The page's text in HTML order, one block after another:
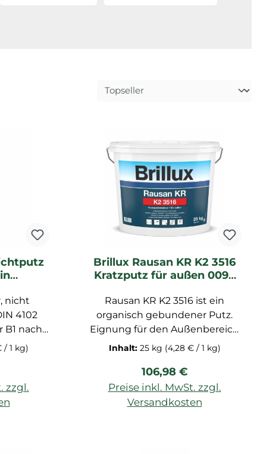
nicht
4102
nach
/ 1 kg)
zzgl.
Brillux Rausan KR K2 3516
Kratzputz für außen 0095
Rausan KR K2 3516 ist ein
organisch gebundener Putz.
Eignung für den Außenbereich
und optional in Protect-Qualität
gegen Algen- und Pilzbefall der
Beschichtung). Organisch
gebundener Kratzputz nach
Inhalt: 25 kg (4,28 € / 1 kg)
Regulärer Preis:
106,98 €
Preise inkl. MwSt. zzgl.
Versandkosten